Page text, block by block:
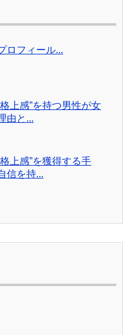
ロフィール...
上感”を持つ男性が女
由と...
上感”を獲得する手
信を持...